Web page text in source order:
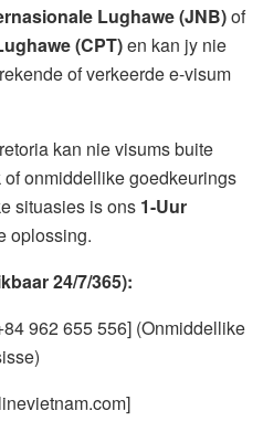
Lughawe (JNB)of
(CPT)en kan jy nie
of verkeerde e-visum
kan nie visums buite
onmiddellike goedkeurings
situasies is ons 1-Uur
oplossing.
24/7/365):
962 655 556] (Onmiddellike